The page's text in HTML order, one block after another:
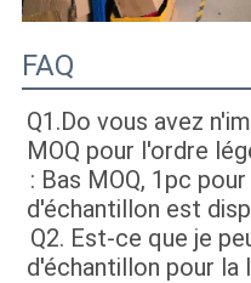
FAQ
Q1.Do vous avez
MOQ pour l'ordre
: Bas MOQ, 1pc
d'échantillon est
Q2. Est-ce que je
d'échantillon pour la